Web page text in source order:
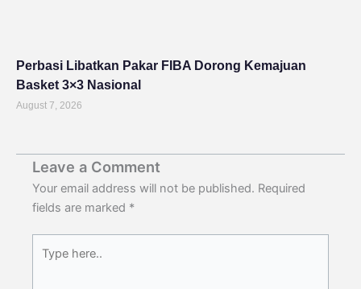
Perbasi Libatkan Pakar FIBA Dorong Kemajuan
Basket 3×3 Nasional
August 7, 2026
Leave a Comment
Your email address will not be published. Required
fields are marked *
here..